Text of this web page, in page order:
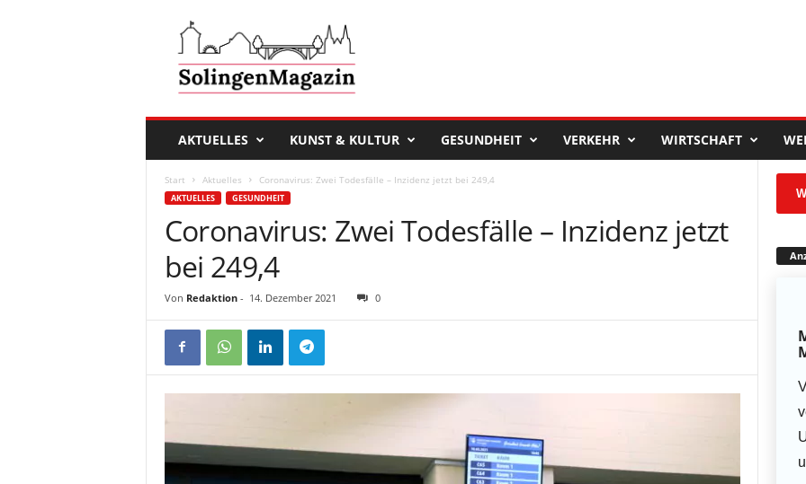
i
AKTUELLES KUNST & KULTUR GESUNDHEIT VERKEHR WIRTSCHAFT
Start Aktuelles Coronavirus: Zwei Todesfälle – Inzidenz jetzt bei 249,4
AKTUELLES GESUNDHEIT
Coronavirus: Zwei Todesfälle – Inzidenz jetzt
bei 249,4
Von Redaktion- 14. Dezember 2021 0